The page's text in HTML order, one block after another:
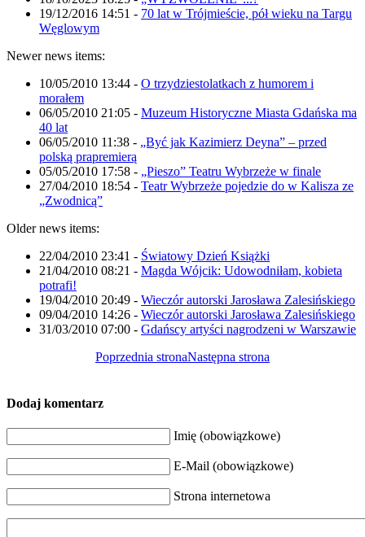
19/12/2016 14:51 - 70 lat w Trójmieście, pół wieku na Targu
Węglowym
Newer news items:
10/05/2010 13:44 - O trzydziestolatkach z humorem i
morałem
06/05/2010 21:05 - Muzeum Historyczne Miasta Gdańska ma
40 lat
06/05/2010 11:38 - „Być jak Kazimierz Deyna” – przed
polską prapremierą
05/05/2010 17:58 - „Pieszo” Teatru Wybrzeże w finale
27/04/2010 18:54 - Teatr Wybrzeże pojedzie do w Kalisza ze
„Zwodnicą”
Older news items:
22/04/2010 23:41 - Światowy Dzień Książki
21/04/2010 08:21 - Magda Wójcik: Udowodniłam, kobieta
potrafi!
19/04/2010 20:49 - Wieczór autorski Jarosława Zalesińskiego
09/04/2010 14:26 - Wieczór autorski Jarosława Zalesińskiego
31/03/2010 07:00 - Gdańscy artyści nagrodzeni w Warszawie
Poprzednia stronaNastępna strona
Dodaj komentarz
Imię (obowiązkowe)
E-Mail (obowiązkowe)
Strona internetowa